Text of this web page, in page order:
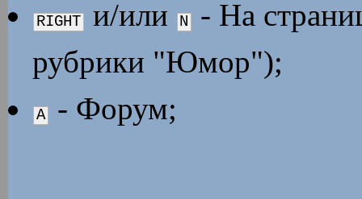
RIGHT и/или N
- На
рубрики "Юмор");
A - Форум;